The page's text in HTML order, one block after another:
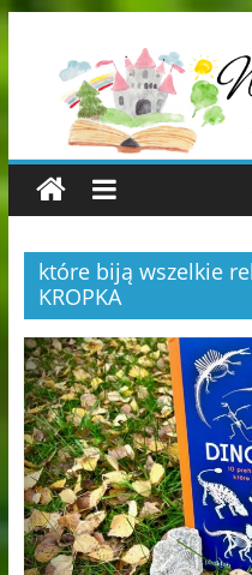
które biją wszelkie
KROPKA